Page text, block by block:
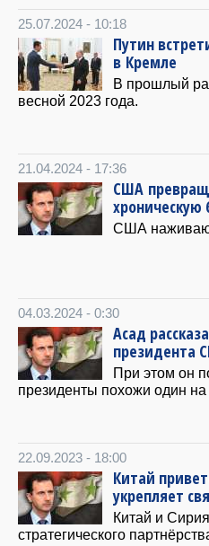
25.07.2024 - 10:18
Путин
в Кремле
В прошлый
весной 2023 года.
21.04.2024 - 17:36
США
США
04.03.2024 - 0:30
Асад
президента
При этом он
президенты похожи один на
22.09.2023 - 18:00
Китай
укрепляет
Китай и
стратегического